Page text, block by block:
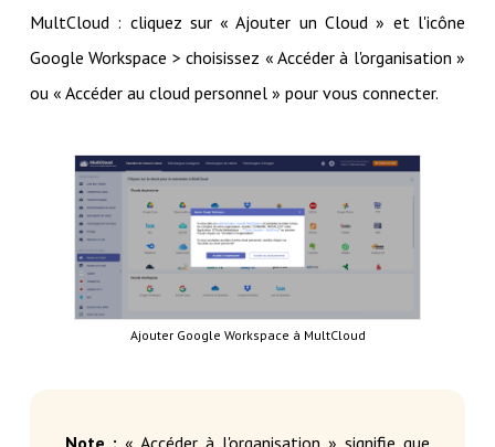
MultCloud : cliquez sur « Ajouter un Cloud » et l'icône
Google Workspace > choisissez « Accéder à l'organisation »
ou « Accéder au cloud personnel » pour vous connecter.
Ajouter Google Workspace à MultCloud
Note : « Accéder à l'organisation » signifie que